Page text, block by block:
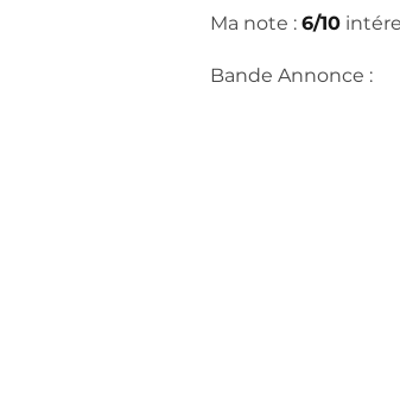
Ma note : 6/10
Bande Annonce :